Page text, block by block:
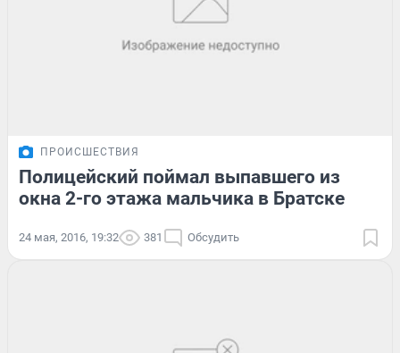
ПРОИСШЕСТВИЯ
Полицейский поймал выпавшего из
окна 2-го этажа мальчика в Братске
24 мая, 2016, 19:32 381 Обсудить